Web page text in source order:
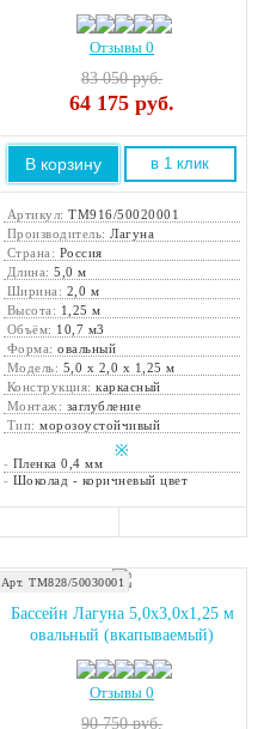
Отзывы 0
83 050 руб.
64 175 руб.
В корзину в 1 клик
Артикул:ТМ916/50020001
Производитель:Лагуна
Страна: Россия
Длина:5,0 м
Ширина: 2,0 м
Высота: 1,25 м
Объём: 10,7 м3
Форма:овальный
Модель: 5,0 х 2,0 х 1,25 м
Конструкция:каркасный
Монтаж: заглубление
Тип:морозоустойчивый
※
- Пленка 0,4 мм
- Шоколад - коричневый цвет
Закажите монтаж!
Арт. ТМ828/50030001
Бассейн Лагуна 5,0х3,0х1,25 м
овальный (вкапываемый)
Отзывы 0
90 750 руб.